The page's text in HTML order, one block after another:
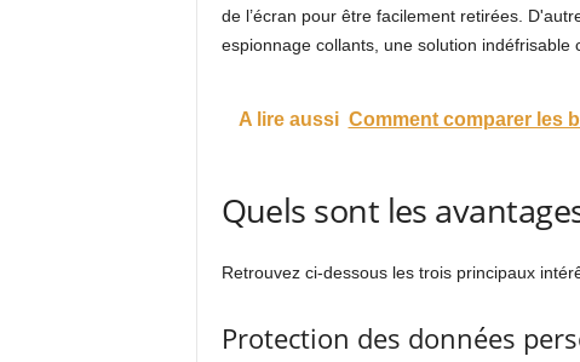
de l’écran pour être facilement retirées.
espionnage collants, une solution indéfrisable
A lire aussi Comment comparer les
Quels sont les
Retrouvez ci-dessous les trois principaux
Protection des données